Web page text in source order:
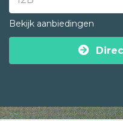
Bekijk aanbiedingen